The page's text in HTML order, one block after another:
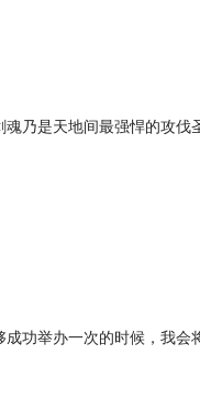
是天地间最强悍的攻伐
举办一次的时候，我会